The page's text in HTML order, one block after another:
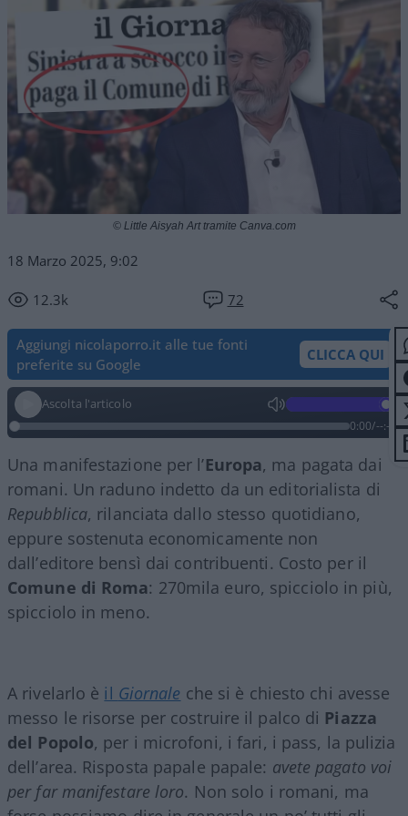
18 Marzo 2025, 9:02
12.3k 72
© Little Aisyah Art tramite Canva.com
Aggiungi nicolaporro.it alle tue fonti
preferite su Google
CLICCA QUI
Ascolta l'articolo
0:00/--:--
Una manifestazione per l’Europa, ma pagata dai
romani. Un raduno indetto da un editorialista di
Repubblica, rilanciata dallo stesso quotidiano,
eppure sostenuta economicamente non
dall’editore bensì dai contribuenti. Costo per il
Comune di Roma: 270mila euro, spicciolo in più,
spicciolo in meno.
A rivelarlo è il Giornale che si è chiesto chi avesse
messo le risorse per costruire il palco di Piazza
del Popolo, per i microfoni, i fari, i pass, la pulizia
dell’area. Risposta papale papale: avete pagato voi
per far manifestare loro. Non solo i romani, ma